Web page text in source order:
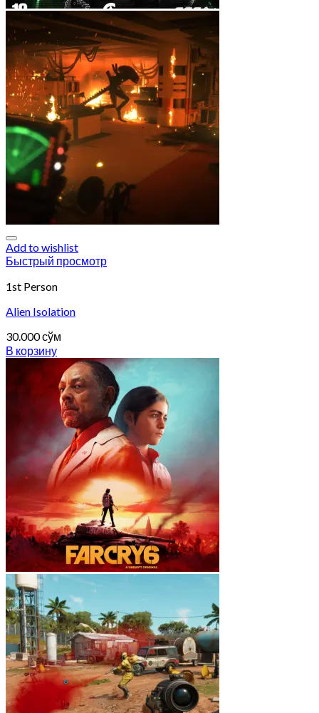
Add to wishlist
Быстрый просмотр
1st Person
Alien Isolation
30.000сўм
В корзину